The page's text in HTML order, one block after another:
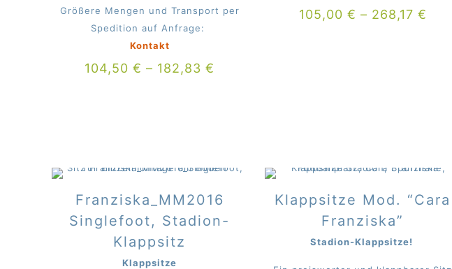
Größere Mengen und Transport per
Spedition auf Anfrage:
Kontakt
104,50€ – 182,83€
105,00 € – 268,17 €
Franziska_MM2016
Singlefoot, Stadion-
Klappsitz
Klappsitze
Klappsitze Mod. “Cara
Franziska”
Stadion-Klappsitze!